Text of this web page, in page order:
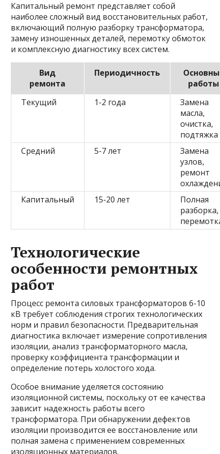
Капитальный ремонт представляет собой
наиболее сложный вид восстановительных работ,
включающий полную разборку трансформатора,
замену изношенных деталей, перемотку обмоток
и комплексную диагностику всех систем.
Вид
ремонта
Периодичность
работы
Текущий
1-2 года
Замена
масла,
очистка,
подтяжка
Средний
5-7 лет
Замена
узлов,
ремонт
Капитальный
15-20 лет
Полная
разборка,
Технологические
особенности ремонтных
работ
Процесс ремонта силовых трансформаторов 6-10
кВ требует соблюдения строгих технологических
норм и правил безопасности. Предварительная
диагностика включает измерение сопротивления
изоляции, анализ трансформаторного масла,
проверку коэффициента трансформации и
определение потерь холостого хода.
Особое внимание уделяется состоянию
изоляционной системы, поскольку от ее качества
зависит надежность работы всего
трансформатора. При обнаружении дефектов
изоляции производится ее восстановление или
полная замена с применением современных
изоляционных материалов.